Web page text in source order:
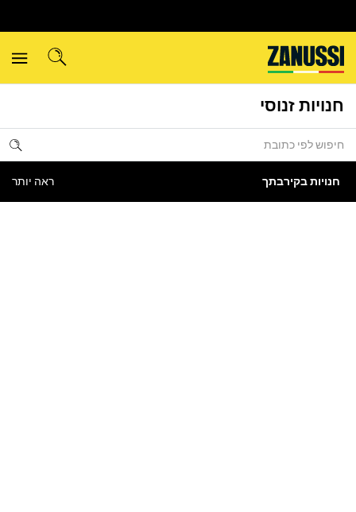
חנויות זנוסי
חנויות בקירבתך ראה יותר